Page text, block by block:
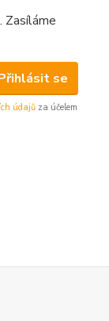
Zasíláme
se
údajů za účelem